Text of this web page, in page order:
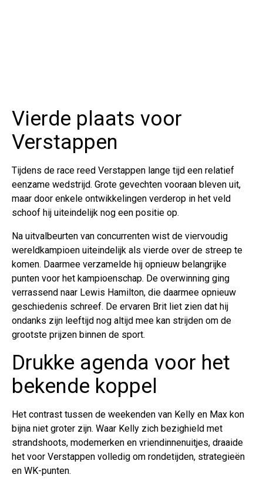
Vierde plaats voor
Verstappen
Tijdens de race reed Verstappen lange tijd een relatief
eenzame wedstrijd. Grote gevechten vooraan bleven uit,
maar door enkele ontwikkelingen verderop in het veld
schoof hij uiteindelijk nog een positie op.
Na uitvalbeurten van concurrenten wist de viervoudig
wereldkampioen uiteindelijk als vierde over de streep te
komen. Daarmee verzamelde hij opnieuw belangrijke
punten voor het kampioenschap. De overwinning ging
verrassend naar Lewis Hamilton, die daarmee opnieuw
geschiedenis schreef. De ervaren Brit liet zien dat hij
ondanks zijn leeftijd nog altijd mee kan strijden om de
grootste prijzen binnen de sport.
Drukke agenda voor het
bekende koppel
Het contrast tussen de weekenden van Kelly en Max kon
bijna niet groter zijn. Waar Kelly zich bezighield met
strandshoots, modemerken en vriendinnenuitjes, draaide
het voor Verstappen volledig om rondetijden, strategieën
en WK-punten.